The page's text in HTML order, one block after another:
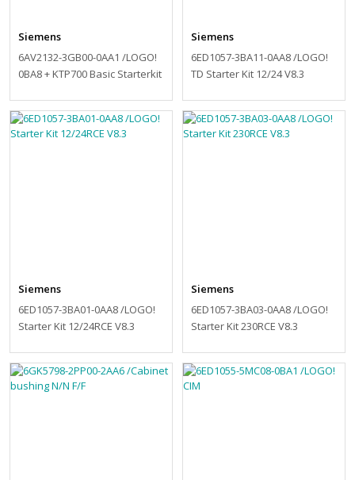
Siemens
6AV2132-3GB00-0AA1 /LOGO!
0BA8 + KTP700 Basic Starterkit
Siemens
6ED1057-3BA11-0AA8 /LOGO!
TD Starter Kit 12/24 V8.3
Siemens
6ED1057-3BA01-0AA8 /LOGO!
Starter Kit 12/24RCE V8.3
Siemens
6ED1057-3BA03-0AA8 /LOGO!
Starter Kit 230RCE V8.3